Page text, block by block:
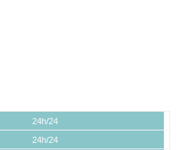
24h/24
24h/24